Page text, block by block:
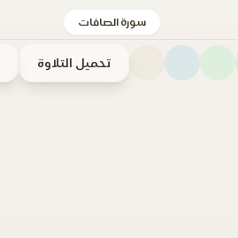
سورة الصافات
تحميل التلاوة